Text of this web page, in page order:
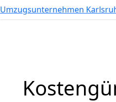
Umzugsunternehmen